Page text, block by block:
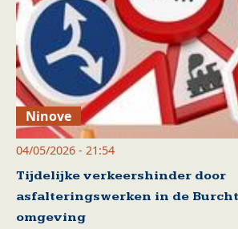
Ninove
04/05/2026 - 21:54
Tijdelijke verkeershinder door
asfalteringswerken in de
omgeving